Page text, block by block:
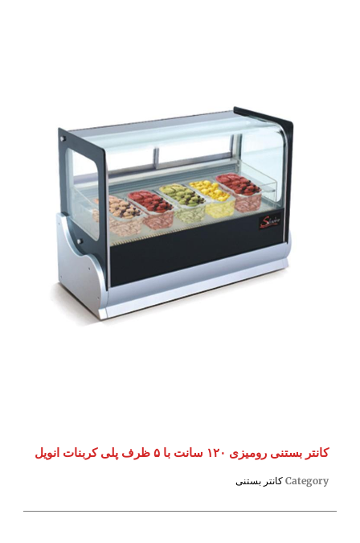
کانتر بستنی رومیزی ۱۲۰ سانت با ۵ ظرف پلی کربنات انویل
Category کانتر بستنی